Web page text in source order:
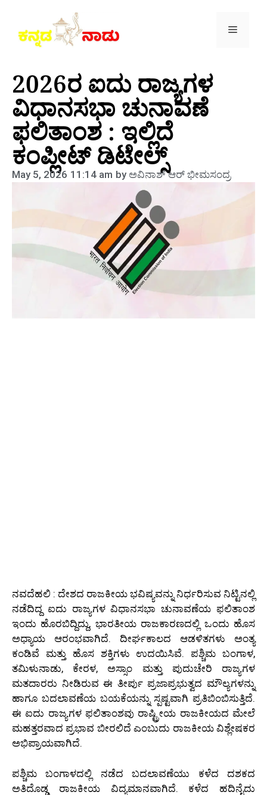
2026ರ ಐದು ರಾಜ್ಯಗಳ
ವಿಧಾನಸಭಾ ಚುನಾವಣೆ
ಫಲಿತಾಂಶ : ಇಲ್ಲಿದೆ
ಕಂಪ್ಲೀಟ್ ಡಿಟೇಲ್ಸ್
May 5, 2026 11:14 am byಅವಿನಾಶ್‌ ಆರ್‌ ಭೀಮಸಂದ್ರ
ನವದೆಹಲಿ : ದೇಶದ ರಾಜಕೀಯ ಭವಿಷ್ಯವನ್ನು ನಿರ್ಧರಿಸುವ ನಿಟ್ಟಿನಲ್ಲಿ
ನಡೆದಿದ್ದ ಐದು ರಾಜ್ಯಗಳ ವಿಧಾನಸಭಾ ಚುನಾವಣೆಯ ಫಲಿತಾಂಶ
ಇಂದು ಹೊರಬಿದ್ದಿದ್ದು, ಭಾರತೀಯ ರಾಜಕಾರಣದಲ್ಲಿ ಒಂದು ಹೊಸ
ಅಧ್ಯಾಯ ಆರಂಭವಾಗಿದೆ. ದೀರ್ಘಕಾಲದ ಆಡಳಿತಗಳು ಅಂತ್ಯ
ಕಂಡಿವೆ ಮತ್ತು ಹೊಸ ಶಕ್ತಿಗಳು ಉದಯಿಸಿವೆ. ಪಶ್ಚಿಮ ಬಂಗಾಳ,
ತಮಿಳುನಾಡು, ಕೇರಳ, ಅಸ್ಸಾಂ ಮತ್ತು ಪುದುಚೇರಿ ರಾಜ್ಯಗಳ
ಮತದಾರರು ನೀಡಿರುವ ಈ ತೀರ್ಪು ಪ್ರಜಾಪ್ರಭುತ್ವದ ಮೌಲ್ಯಗಳನ್ನು
ಹಾಗೂ ಬದಲಾವಣೆಯ ಬಯಕೆಯನ್ನು ಸ್ಪಷ್ಟವಾಗಿ ಪ್ರತಿಬಿಂಬಿಸುತ್ತಿದೆ.
ಈ ಐದು ರಾಜ್ಯಗಳ ಫಲಿತಾಂಶವು ರಾಷ್ಟ್ರೀಯ ರಾಜಕೀಯದ ಮೇಲೆ
ಮಹತ್ತರವಾದ ಪ್ರಭಾವ ಬೀರಲಿದೆ ಎಂಬುದು ರಾಜಕೀಯ ವಿಶ್ಲೇಷಕರ
ಅಭಿಪ್ರಾಯವಾಗಿದೆ.
ಪಶ್ಚಿಮ ಬಂಗಾಳದಲ್ಲಿ ನಡೆದ ಬದಲಾವಣೆಯು ಕಳೆದ ದಶಕದ
ಅತಿದೊಡ್ಡ ರಾಜಕೀಯ ವಿದ್ಯಮಾನವಾಗಿದೆ. ಕಳೆದ ಹದಿನೈದು